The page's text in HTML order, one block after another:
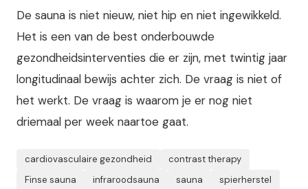
De sauna is niet nieuw, niet hip en niet ingewikkeld.
Het is een van de best onderbouwde
gezondheidsinterventies die er zijn, met twintig jaar
longitudinaal bewijs achter zich. De vraag is niet of
het werkt. De vraag is waarom je er nog niet
driemaal per week naartoe gaat.
cardiovasculaire gezondheid
contrast therapy
Finse sauna
infraroodsauna sauna
spierherstel